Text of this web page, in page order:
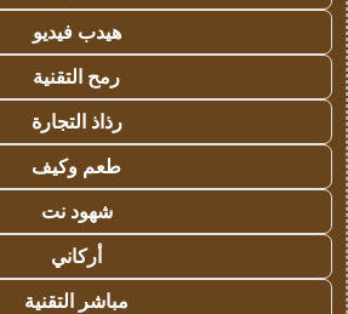
هيدب فيديو
رمح التقنية
رذاذ التجارة
طعم وكيف
شهود نت
أركاني
مباشر التقنية